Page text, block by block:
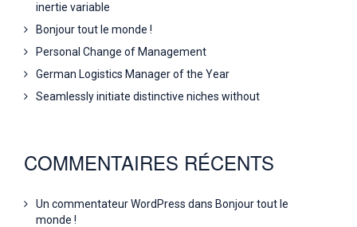
inertie variable
Bonjour tout le monde !
Personal Change of Management
German Logistics Manager of the Year
Seamlessly initiate distinctive niches without
COMMENTAIRES RÉCENTS
Un commentateur WordPress dans Bonjour tout le
monde !